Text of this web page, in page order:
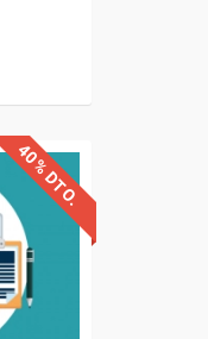
40% DTO.